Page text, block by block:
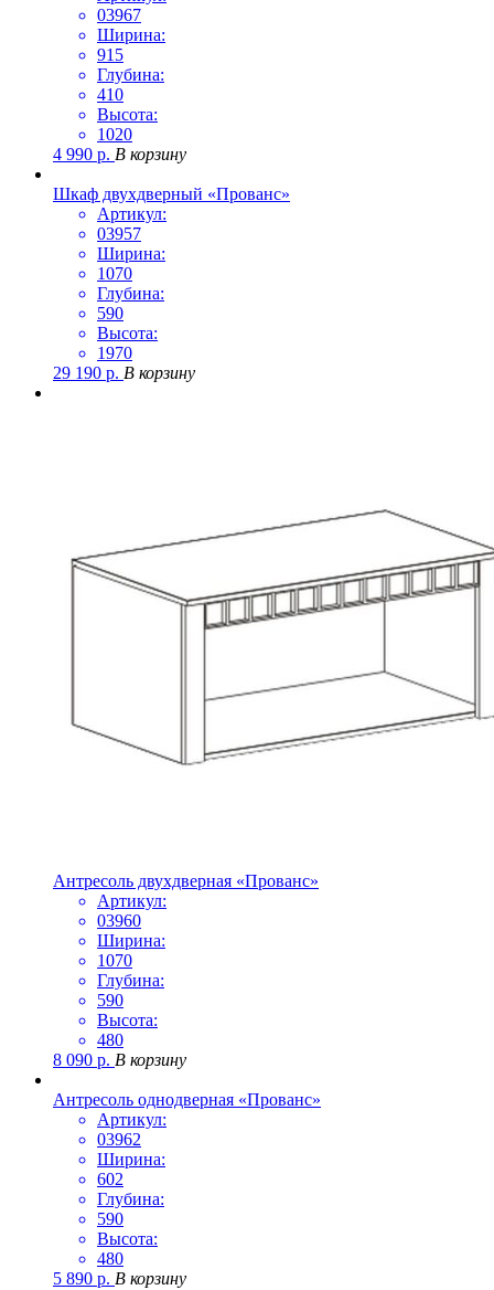
03967
Ширина:
915
Глубина:
410
Высота:
1020
4 990 р. В корзину
Шкаф двухдверный «Прованс»
Артикул:
03957
Ширина:
1070
Глубина:
590
Высота:
1970
29 190 р. В корзину
Антресоль двухдверная «Прованс»
Артикул:
03960
Ширина:
1070
Глубина:
590
Высота:
480
8 090 р. В корзину
Антресоль однодверная «Прованс»
Артикул:
03962
Ширина:
602
Глубина:
590
Высота:
480
5 890 р. В корзину